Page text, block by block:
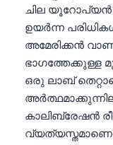
ചില യൂറോപ്യൻ
ഉയർന്ന
അമേരിക്കൻ
ഭാഗത്തേക്കുള്ള
ഒരു ലാബ്
കാലിബ്രേഷൻ